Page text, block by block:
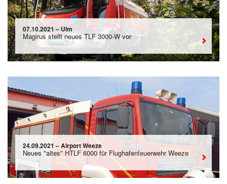
07.10.2021 – Ulm
Magirus stellt neues TLF 3000-W vor
24.09.2021 – Airport Weeze
Neues "altes" HTLF 6000 für Flughafenfeuerwehr Weeze